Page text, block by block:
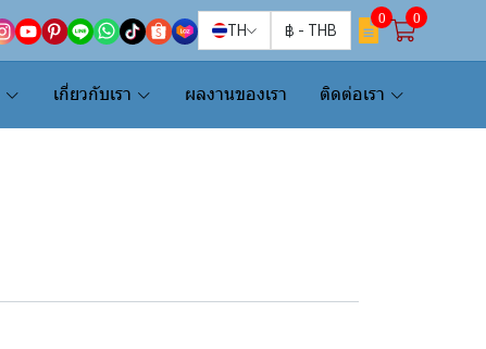
TH ฿ - THB
0 0
เกี่ยวกับเรา ผลงานของเรา ติดต่อเรา